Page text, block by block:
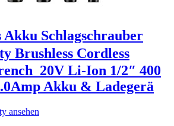
Akku Schlagschrauber
Brushless Cordless
20V Li-Ion 1/2″ 400
Akku & Ladegerä
ansehen